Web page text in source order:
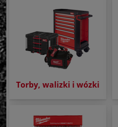
Torby, walizki i wózki